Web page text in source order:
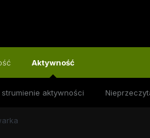
Aktywność
strumienie aktywności